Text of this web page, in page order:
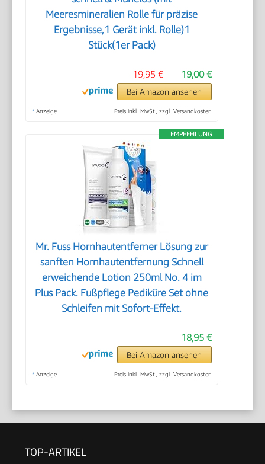
Meeresmineralien Rolle für präzise
Ergebnisse,1 Gerät inkl. Rolle)1
Stück(1er Pack)
19,00 €
19,95 €
Bei Amazon ansehen
* Anzeige Preis inkl. MwSt., zzgl. Versandkosten
EMPFEHLUNG
Mr. Fuss Hornhautentferner Lösung zur
sanften Hornhautentfernung Schnell
erweichende Lotion 250ml No. 4 im
Plus Pack. Fußpflege Pediküre Set ohne
Schleifen mit Sofort-Effekt.
18,95 €
Bei Amazon ansehen
* Anzeige Preis inkl. MwSt., zzgl. Versandkosten
TOP-ARTIKEL